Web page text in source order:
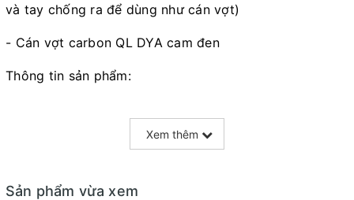
và tay chống ra để dùng như cán vợt)
- Cán vợt carbon QL DYA cam đen
Thông tin sản phẩm:
đến 75kg ( chỉ hơi cong nhẹ)
cường khả năng chịu lực
Xem thêm
Sản phẩm vừa xem